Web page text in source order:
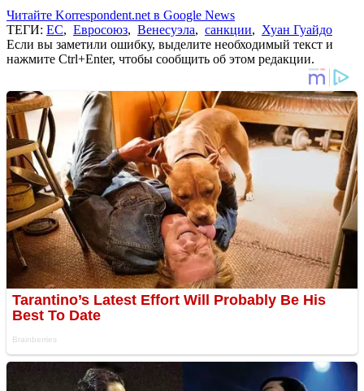
Читайте Korrespondent.net в Google News
ТЕГИ: ЕС, Евросоюз, Венесуэла, санкции, Хуан Гуайдо
Если вы заметили ошибку, выделите необходимый текст и
нажмите Ctrl+Enter, чтобы сообщить об этом редакции.